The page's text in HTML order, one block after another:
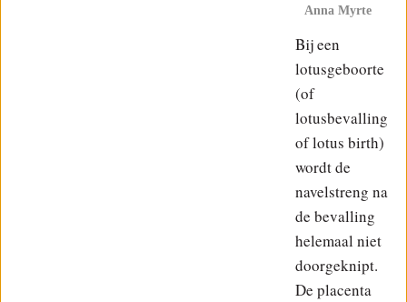
Anna Myrte
Bij een
lotusgeboorte
(of
lotusbevalling
of lotus birth)
wordt de
navelstreng na
de bevalling
helemaal niet
doorgeknipt.
De placenta